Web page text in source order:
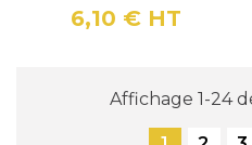
Prix
6,10 € HT
Affichage 1-24